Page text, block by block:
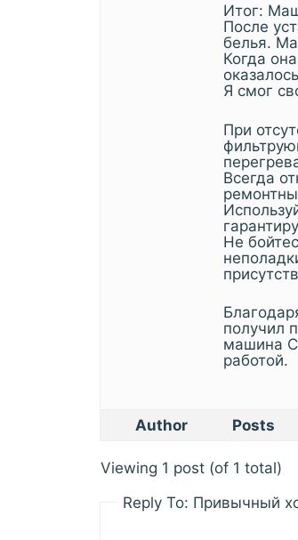
Итог:
После
белья.
Когда
Я смог
При
Всегда
Не
получил
машина
работой.
Author Posts
Viewing 1 post (of 1 total)
Reply To: Привычный